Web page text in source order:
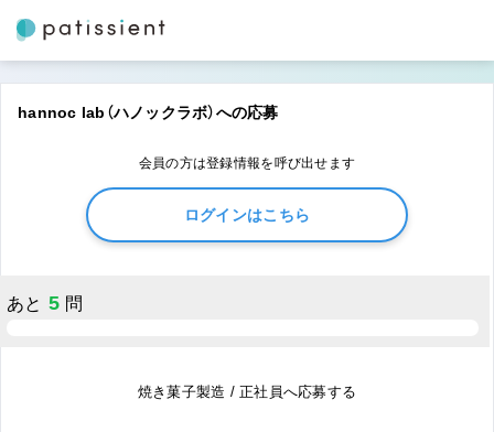
hannoc lab（ハノックラボ）への応募
会員の方は登録情報を呼び出せます
ログインはこちら
あと 5 問
焼き菓子製造 / 正社員へ応募する